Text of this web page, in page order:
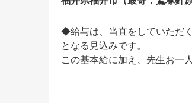
◆給与は、当直をしていただ
となる見込みです。
この基本給に加え、先生お一